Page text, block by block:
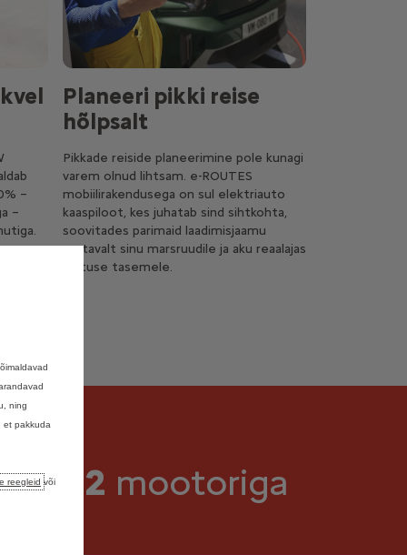
–
–
Planeeri pikki reise
hõlpsalt
Pikkade reiside planeerimine pole kunagi
varem olnud lihtsam. e-ROUTES
mobiilirakendusega on sul elektriauto
kaaspiloot, kes juhatab sind sihtkohta,
soovitades parimaid laadimisjaamu
vastavalt sinu marsruudile ja aku reaalajas
laetuse tasemele.
& 2 mootoriga
ning
et pakkuda
reegleid või